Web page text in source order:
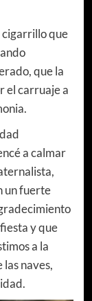
cigarrillo que
que la
el carruaje a
a calmar
un fuerte
y que
a la
naves,